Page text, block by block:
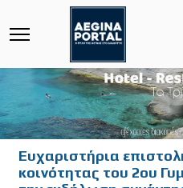
Ευχαριστήρια
κοινότητας του 2ου